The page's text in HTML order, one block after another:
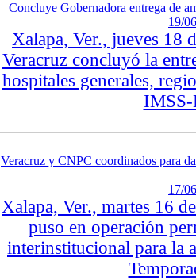
Concluye Gobernadora entrega de
19/
Xalapa, Ver., jueves 18
Veracruz concluyó la
hospitales generales,
IMSS-
Veracruz y CNPC coordinados para
17/
Xalapa, Ver., martes 16
puso en operación
interinstitucional para la